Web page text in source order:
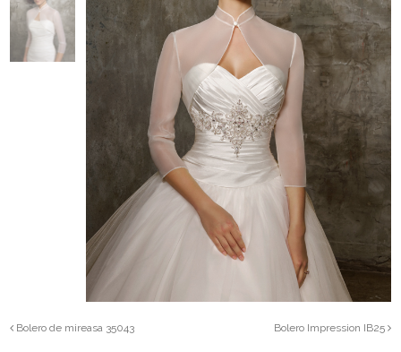
Bolero de mireasa 35043 Bolero Impression IB25